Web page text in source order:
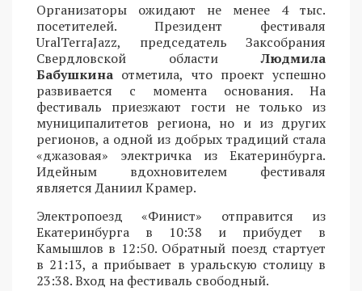
Организаторы ожидают не менее 4 тыс.
посетителей. Президент фестиваля
UralTerraJazz, председатель Заксобрания
Свердловской областиЛюдмила
Бабушкина отметила, что проект успешно
развивается с момента основания. На
фестиваль приезжают гости не только из
муниципалитетов региона, но и из других
регионов, а одной из добрых традиций стала
«джазовая» электричка из Екатеринбурга.
Идейным вдохновителем фестиваля
является Даниил Крамер.
Электропоезд «Финист» отправится из
Екатеринбурга в 10:38 и прибудет в
Камышлов в 12:50. Обратный поезд стартует
в 21:13, а прибывает в уральскую столицу в
23:38. Вход на фестиваль свободный.